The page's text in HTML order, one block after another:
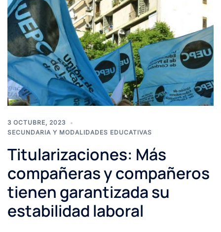
3 OCTUBRE, 2023
SECUNDARIA Y MODALIDADES EDUCATIVAS
Titularizaciones: Más
compañeras y compañeros
tienen garantizada su
estabilidad laboral